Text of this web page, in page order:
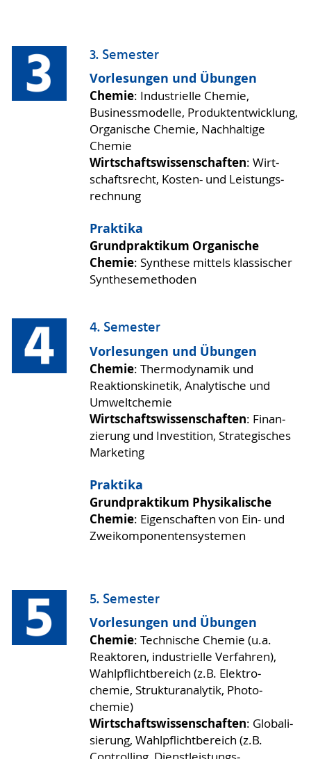
3. Semester
Vorlesungen und Übungen
Chemie: Indus­trielle Chemie,
Business­modelle, Produkt­entwick­lung,
Orga­nische Chemie, Nach­haltige
Chemie
Wirtschafts­wissen­schaften: Wirt­
schafts­recht, Kosten- und Leis­tungs­
rechnung
Praktika
Grund­praktikum Orga­nische
Chemie: Synthese mittels klassi­scher
Synthese­methoden
4. Semester
Vorlesungen und Übungen
Chemie: Thermo­dynamik und
Reaktions­kinetik, Analytische und
Umwelt­chemie
Wirtschafts­wissen­schaften: Finan­
zierung und Investition, Strate­gisches
Marketing
Praktika
Grund­praktikum Physi­kalische
Chemie: Eigen­schaften von Ein- und
Zwei­kompo­nenten­systemen
5. Semester
Vorlesungen und Übungen
Chemie: Technische Chemie (u.a.
Reaktoren, indus­trielle Verfahren),
Wahl­pflicht­bereich (z.B. Elektro­
chemie, Struktur­analytik, Photo­
chemie)
Wirtschaft­swissen­schaften: Globali­
sierung, Wahl­pflicht­bereich (z.B.